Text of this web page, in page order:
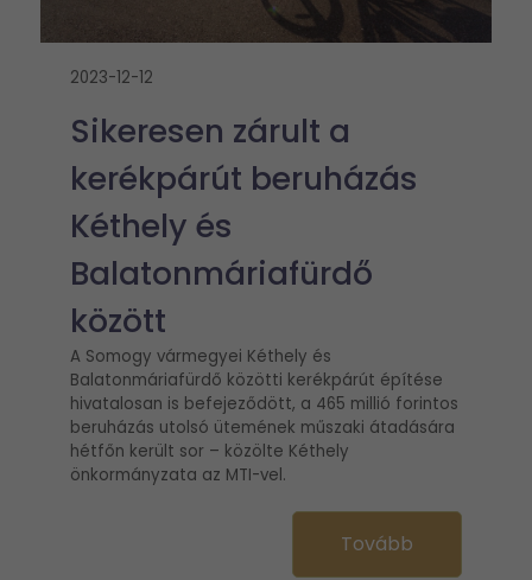
2023-12-12
Sikeresen zárult a
kerékpárút beruházás
Kéthely és
Balatonmáriafürdő
között
A Somogy vármegyei Kéthely és
Balatonmáriafürdő közötti kerékpárút építése
hivatalosan is befejeződött, a 465 millió forintos
beruházás utolsó ütemének műszaki átadására
hétfőn került sor – közölte Kéthely
önkormányzata az MTI-vel.
Tovább